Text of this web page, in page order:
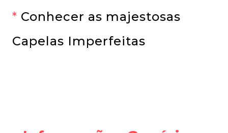
* Conhecer as majestosas
Capelas Imperfeitas